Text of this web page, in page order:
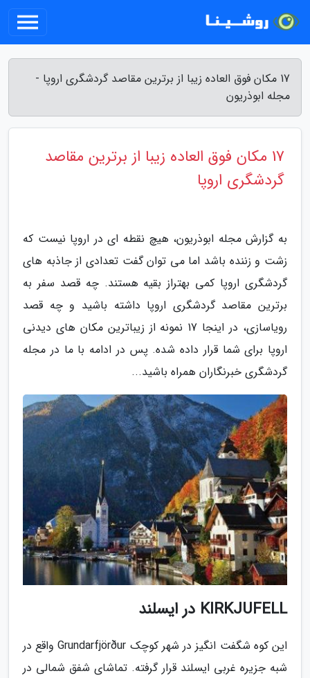
17 مکان فوق العاده زیبا از برترین مقاصد گردشگری اروپا -
مجله ابوذریون
17 مکان فوق العاده زیبا از برترین مقاصد
گردشگری اروپا
به گزارش مجله ابوذریون، هیچ نقطه ای در اروپا نیست که
زشت و زننده باشد اما می توان گفت تعدادی از جاذبه های
گردشگری اروپا کمی بهتراز بقیه هستند. چه قصد سفر به
برترین مقاصد گردشگری اروپا داشته باشید و چه قصد
رویاسازی، در اینجا 17 نمونه از زیباترین مکان های دیدنی
اروپا برای شما قرار داده شده. پس در ادامه با ما در مجله
گردشگری خبرنگاران همراه باشید...
KIRKJUFELL در ایسلند
این کوه شگفت انگیز در شهر کوچک Grundarfjörður واقع در
شبه جزیره غربی ایسلند قرار گرفته. تماشای شفق شمالی در